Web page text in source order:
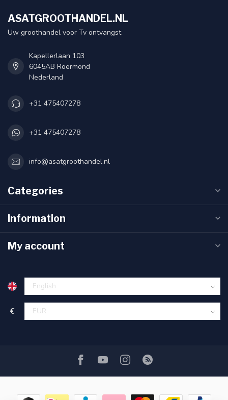
ASATGROOTHANDEL.NL
Uw groothandel voor Tv ontvangst
Kapellerlaan 103
6045AB Roermond
Nederland
+31 475407278
+31 475407278
info@asatgroothandel.nl
Categories
Information
My account
€